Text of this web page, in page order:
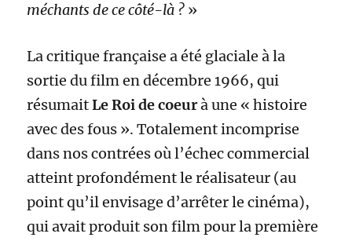
méchants de ce côté-là ? »
La critique française a été glaciale à la
sortie du film en décembre 1966, qui
résumaitLe Roi de coeurà une « histoire
avec des fous ». Totalement incomprise
dans nos contrées où l’échec commercial
atteint profondément le réalisateur (au
point qu’il envisage d’arrêter le cinéma),
qui avait produit son film pour la première